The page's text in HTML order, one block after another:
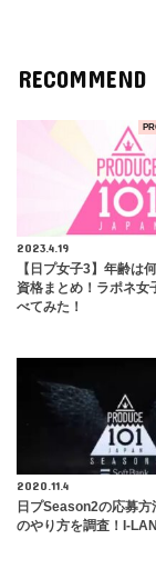
RECOMMEND
2023.4.19
【日プ女子3】年齢は
資格まとめ！ラポネ女
べてみた！
2020.11.4
日プSeason2の応募方
のやり方を調査！I-